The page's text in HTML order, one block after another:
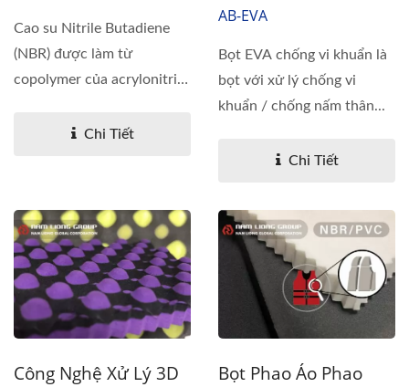
Cao su Nitrile Butadiene
(NBR) được làm từ
copolymer của acrylonitrile
Chi Tiết
AB-EVA
Bọt EVA chống vi khuẩn là
bọt với xử lý chống vi
khuẩn / chống nấm thân...
Chi Tiết
Công Nghệ Xử Lý 3D
Bọt Phao Áo Phao